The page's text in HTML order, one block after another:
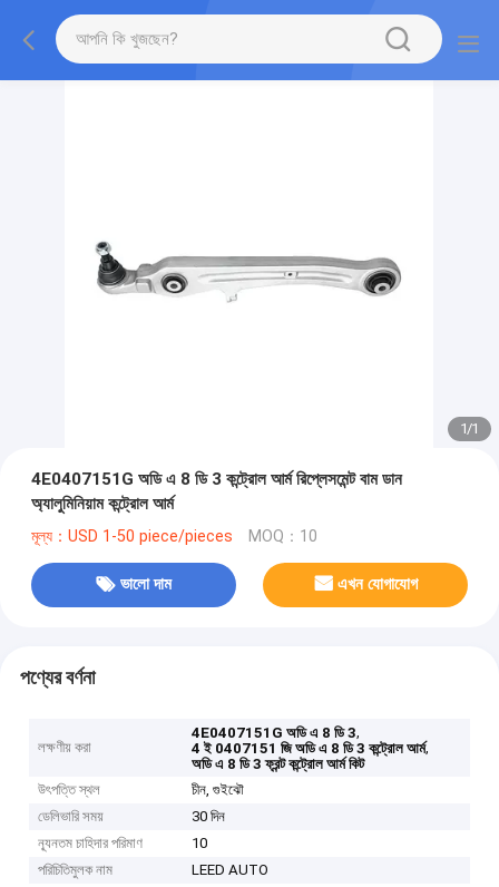
1/1
4E0407151G অডি এ 8 ডি 3 কন্ট্রোল আর্ম রিপ্লেসমেন্ট বাম ডান
অ্যালুমিনিয়াম কন্ট্রোল আর্ম
মূল্য：USD 1-50 piece/pieces MOQ：10
ভালো দাম এখন যোগাযোগ
পণ্যের বর্ণনা
লক্ষণীয় করা
4E0407151G অডি এ 8 ডি 3,
4 ই 0407151 জি অডি এ 8 ডি 3 কন্ট্রোল আর্ম,
অডি এ 8 ডি 3 ফ্রন্ট কন্ট্রোল আর্ম কিট
উৎপত্তি স্থল
চীন, গুইঝৌ
ডেলিভারি সময়
30 দিন
ন্যূনতম চাহিদার পরিমাণ
10
পরিচিতিমুলক নাম
LEED AUTO